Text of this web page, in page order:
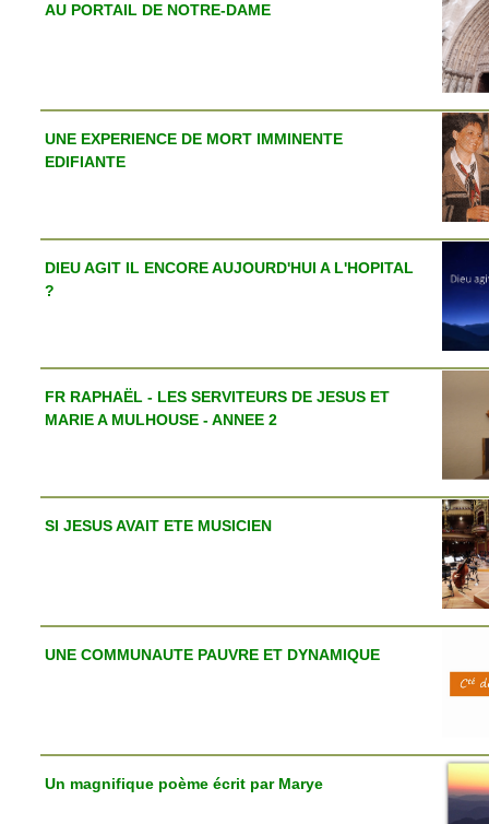
AU PORTAIL DE NOTRE-DAME
UNE EXPERIENCE DE MORT IMMINENTE
EDIFIANTE
DIEU AGIT IL ENCORE AUJOURD'HUI A L'HOPITAL
?
FR RAPHAËL - LES SERVITEURS DE JESUS ET
MARIE A MULHOUSE - ANNEE 2
SI JESUS AVAIT ETE MUSICIEN
UNE COMMUNAUTE PAUVRE ET DYNAMIQUE
Un magnifique poème écrit par Marye